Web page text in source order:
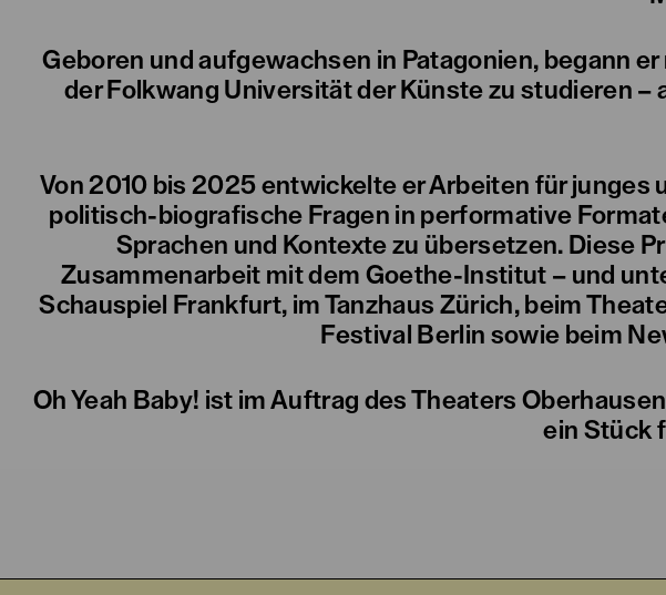
Geboren und aufgewachsen in Patagonien, begann
der Folkwang Universität der Künste zu studieren
Von 2010 bis 2025 entwickelte er Arbeiten für junges
politisch-biografische Fragen in performative
Sprachen und Kontexte zu übersetzen. Diese
Zusammenarbeit mit dem Goethe-Institut – und
Schauspiel Frankfurt, im Tanzhaus Zürich, beim
Festival Berlin sowie beim
Oh Yeah Baby! ist im Auftrag des Theaters
ein Stück